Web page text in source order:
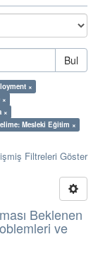
Bul
×
×
×
Mesleki Eğitim ×
Filtreleri Göster
Beklenen
ve